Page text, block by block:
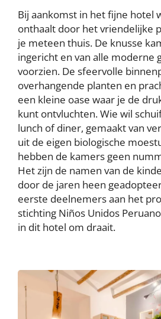
Bij aankomst in het fijne hotel
onthaalt door het vriendelijke
je meteen thuis. De knusse
ingericht en van alle moderne
voorzien. De sfeervolle
overhangende planten en
een kleine oase waar je de
kunt ontvluchten. Wie wil
lunch of diner, gemaakt van
uit de eigen biologische
hebben de kamers geen
Het zijn de namen van de
door de jaren heen
eerste deelnemers aan het
stichting Niños Unidos
in dit hotel om draait.